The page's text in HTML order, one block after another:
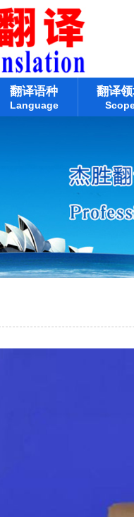
翻译语种
Language
翻译